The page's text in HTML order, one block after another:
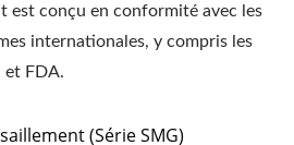
est conçu en conformité avec les
internationales, y compris les
et FDA.
(série SMG)